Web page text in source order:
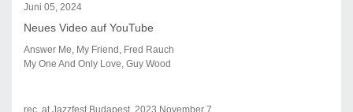
Juni 05, 2024
Neues Video auf YouTube
Answer Me, My Friend, Fred Rauch
My One And Only Love, Guy Wood
rec. at Jazzfest Budapest, 2023 November 7